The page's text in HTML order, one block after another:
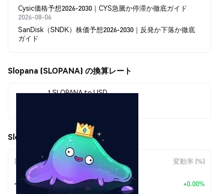
Cysic価格予想2026-2030｜CYS急騰か停滞か徹底ガイド
2026-08-06
SanDisk（SNDK）株価予想2026-2030｜反発か下落か徹底
ガイド
Slopana (SLOPANA) の換算レート
1 SLOPANA to USD
Slopana (SLOPANA) の価格変動
期間 金額変動 変動率 (%)
今日 +$0.00 +0.00%